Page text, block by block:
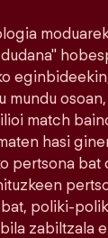
mundu osoan,
match
hasi
pertsona bat
poliki-
zabiltzala